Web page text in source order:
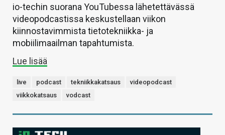
io-techin suorana YouTubessa lähetettävässä
videopodcastissa keskustellaan viikon
kiinnostavimmista tietotekniikka- ja
mobiilimaailman tapahtumista.
Lue lisää
live podcast tekniikkakatsaus
videopodcast
viikkokatsaus
vodcast